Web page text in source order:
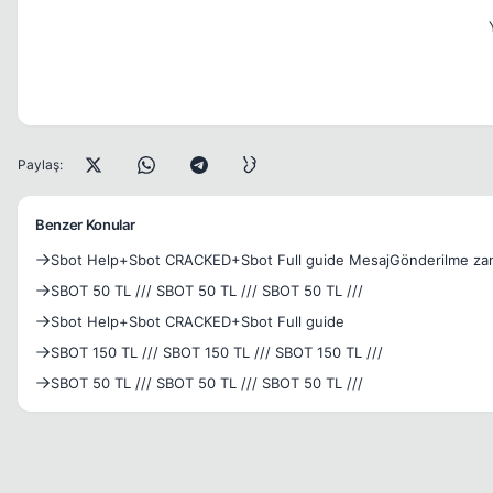
Paylaş:
Benzer Konular
Sbot Help+Sbot CRACKED+Sbot Full guide MesajGönderilme
SBOT 50 TL /// SBOT 50 TL /// SBOT 50 TL ///
Sbot Help+Sbot CRACKED+Sbot Full guide
SBOT 150 TL /// SBOT 150 TL /// SBOT 150 TL ///
SBOT 50 TL /// SBOT 50 TL /// SBOT 50 TL ///